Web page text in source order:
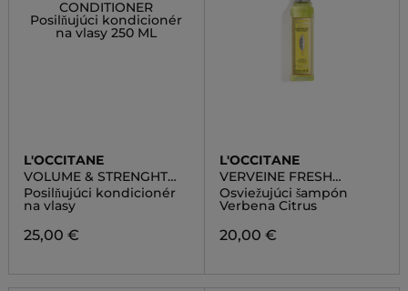
L'OCCITANE
VOLUME & STRENGHT
CONDITIONER
Posilňujúci kondicionér
na vlasy
25,00 €
L'OCCITANE
VERVEINE FRESH
SHAMPOO
Osviežujúci šampón
Verbena Citrus
20,00 €